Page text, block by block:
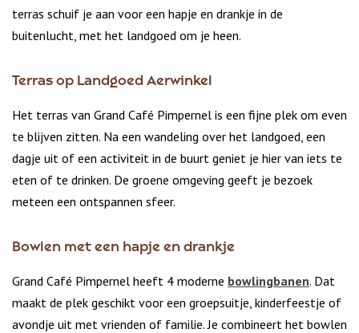
terras schuif je aan voor een hapje en drankje in de
buitenlucht, met het landgoed om je heen.
Terras op Landgoed Aerwinkel
Het terras van Grand Café Pimpernel is een fijne plek om even
te blijven zitten. Na een wandeling over het landgoed, een
dagje uit of een activiteit in de buurt geniet je hier van iets te
eten of te drinken. De groene omgeving geeft je bezoek
meteen een ontspannen sfeer.
Bowlen met een hapje en drankje
Grand Café Pimpernel heeft 4 moderne bowlingbanen. Dat
maakt de plek geschikt voor een groepsuitje, kinderfeestje of
avondje uit met vrienden of familie. Je combineert het bowlen